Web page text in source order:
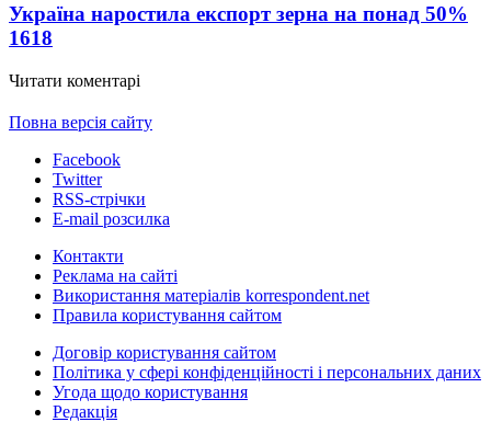
Україна наростила експорт зерна на понад 50%
1618
Читати коментарі
Повна версія сайту
Facebook
Twitter
RSS-стрічки
E-mail розсилка
Контакти
Реклама на сайті
Використання матеріалів korrespondent.net
Правила користування сайтом
Договір користування сайтом
Політика у сфері конфіденційності і персональних даних
Угода щодо користування
Редакція